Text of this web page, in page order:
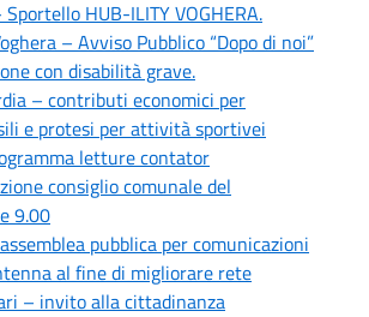
HUB-ILITY VOGHERA.
– Avviso Pubblico “Dopo di noi”
con disabilità grave.
– contributi economici per
e protesi per attività sportivei
letture contator
consiglio comunale del
9.00
pubblica per comunicazioni
al fine di migliorare rete
– invito alla cittadinanza